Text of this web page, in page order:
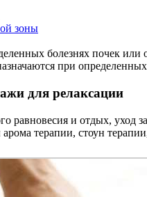
зоны
болезнях почек или
при
для релаксации
равновесия и отдых, уход
терапии, стоун